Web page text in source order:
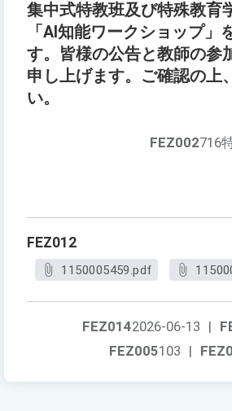
集中式特教班及び特殊教育
「AI知能ワークショップ」
す。皆様の公告と教師の参
申し上げます。ご確認の上
い。
FEZ002716
FEZ012
1150005459.pdf
FEZ0142026-06-13 |
FEZ005103 |